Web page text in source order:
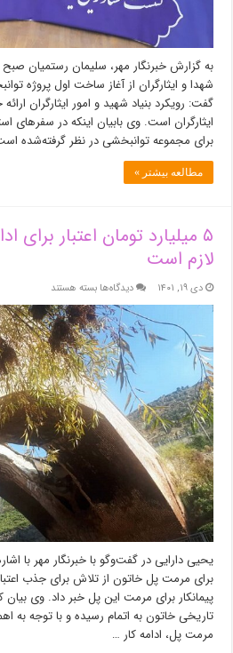
به گزارش خبرنگار مهر، سلیمان رستمیان
شهدا و ایثارگران از آغاز ساخت اول پروژه
گفت: رویکرد بنیاد شهید و امور ایثارگران
ایثارگران است. وی بابیان اینکه در سفرهای
برای مجموعه توانبخشی در نظر گرفته‌شده
مطالعه بیشتر »
۵ میلیارد تومان اعتبار
لازم است
دی ۱۹, ۱۴۰۱ دیدگاه‌هابرای
۵
میلیارد
تومان
اعتبار
برای
ادامه
مرمت
پل
خاتون
لازم
است
بسته هستند
برای مرمت پل خاتون از تلاش برای جذب
پیمانکار برای مرمت این پل خبر داد. وی
تاریخی خاتون به اتمام رسیده و با توجه به
مرمت پل، ادامه کار …